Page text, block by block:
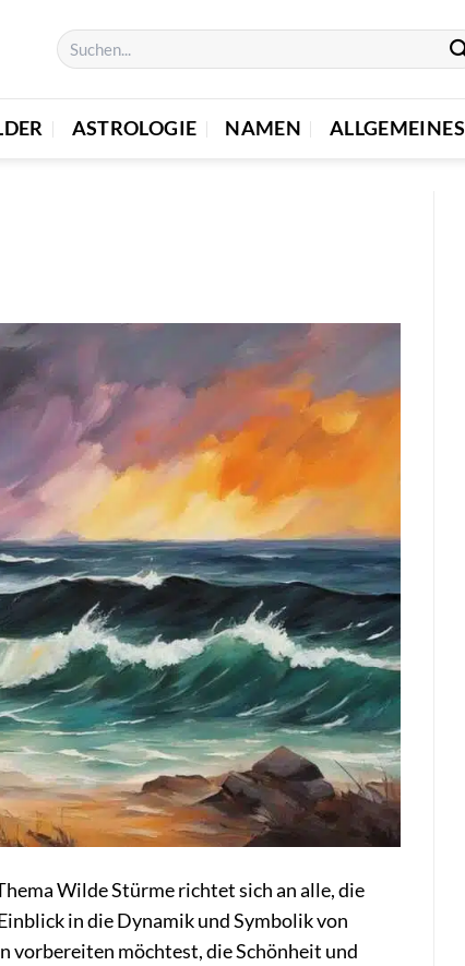
ASTROLOGIE NAMEN ALLGEMEINES
Wilde Stürme richtet sich an alle, die
in die Dynamik und Symbolik von
vorbereiten möchtest, die Schönheit und